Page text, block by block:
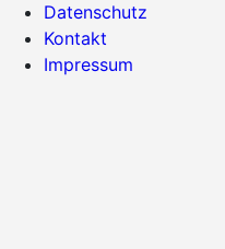
Datenschutz
Kontakt
Impressum